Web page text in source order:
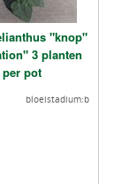
"knop"
3 planten
per pot
bloeistadium:b